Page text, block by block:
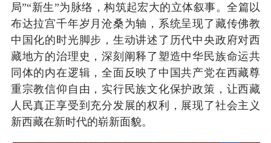
局”“新生”为脉络，构筑起宏大的立体叙事。全篇以
布达拉宫千年岁月沧桑为轴，系统呈现了藏传佛教
中国化的时光脚步，生动讲述了历代中央政府对西
藏地方的治理史，深刻阐释了塑造中华民族命运共
同体的内在逻辑，全面反映了中国共产党在西藏尊
重宗教信仰自由，实行民族文化保护政策，让西藏
人民真正享受到充分发展的权利，展现了社会主义
新西藏在新时代的崭新面貌。